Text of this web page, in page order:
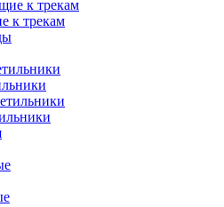
к трекам